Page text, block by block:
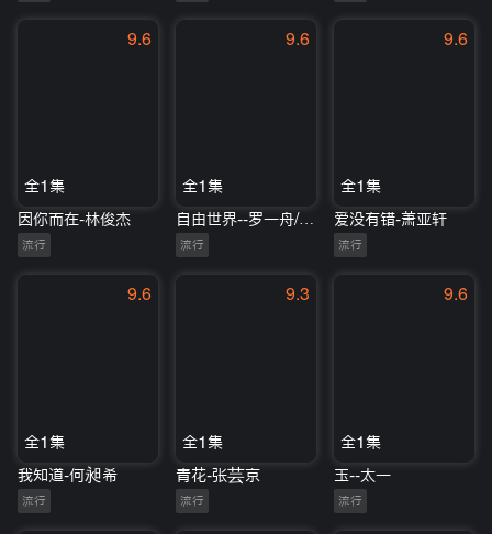
9.6
全1集
因你而在-林俊杰
流行
9.6
全1集
自由世界--罗一舟/安崎/陈卓璇
流行
9.6
全1集
爱没有错-萧亚轩
流行
9.6
全1集
我知道-何昶希
流行
9.3
全1集
青花-张芸京
流行
9.6
全1集
玉--太一
流行